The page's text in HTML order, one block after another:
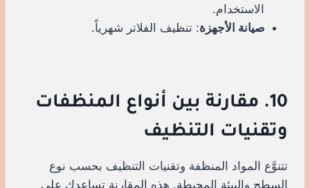
الاستخدام.
صيانة الأجهزة: تنظيف الفلاتر شهرياً.
10. مقارنة بين أنواع المنظفات
وتقنيات التنظيف
تتنوَّع المواد المنظفة وتقنيات التنظيف بحسب نوع
السطح والبيئة المحيطة. هذه المقارنة تساعدك على